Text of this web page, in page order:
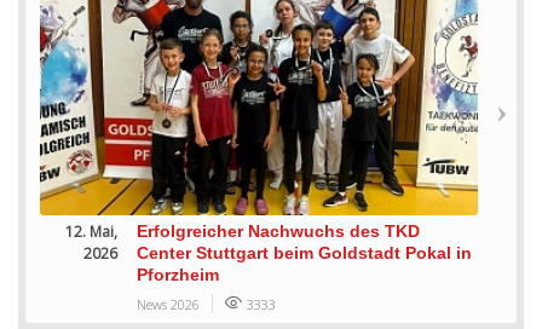
12. Mai,
2026
Erfolgreicher Nachwuchs des TKD
Center Stuttgart beim Goldstadt Pokal in
Pforzheim
News 2026 3333